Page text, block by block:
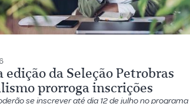
edição da Seleção Petrobras
prorroga inscrições
se inscrever até dia 12 de julho no programa